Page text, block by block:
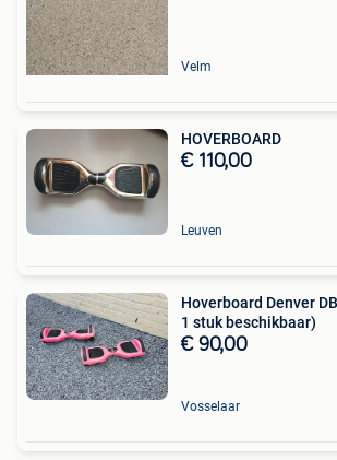
Velm
HOVERBOARD
€ 110,00
Leuven
Hoverboard Denver
1 stuk beschikbaar)
€ 90,00
Vosselaar